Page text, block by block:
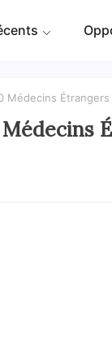
Médecins Étrangers